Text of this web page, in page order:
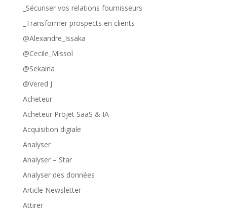
_Sécuriser vos relations fournisseurs
_Transformer prospects en clients
@Alexandre_Issaka
@Cecile_Missol
@Sekaina
@Vered J
Acheteur
Acheteur Projet SaaS & IA
Acquisition digiale
Analyser
Analyser – Star
Analyser des données
Article Newsletter
Attirer